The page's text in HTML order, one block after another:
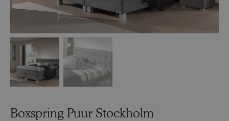
Boxspring Puur Stockholm